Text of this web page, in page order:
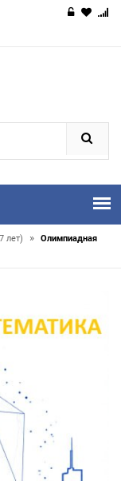
лет) »
Олимпиадная